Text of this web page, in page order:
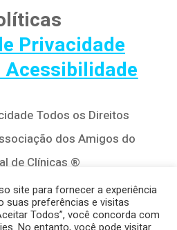
Privacidade
Todos os Direitos
dos Amigos do
de Clínicas ®
Jr, 320 – Alto da Glória,
Curitiba / PR
site para fornecer a experiência
suas preferências e visitas
Todos”, você concorda com